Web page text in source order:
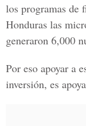
los programas de
Honduras las
generaron 6,000
Por eso apoyar a
inversión, es